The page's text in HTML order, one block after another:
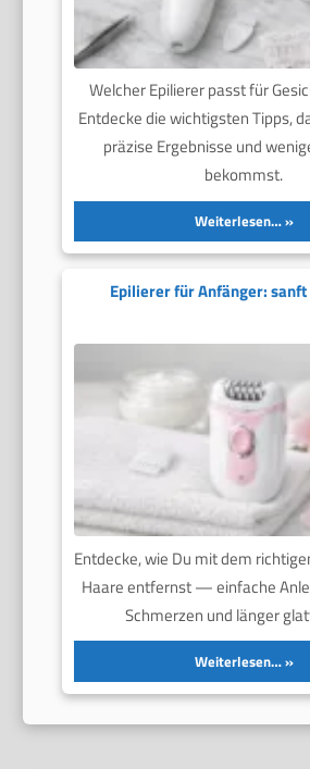
Welcher Epilierer passt für
Entdecke die wichtigsten Tipps,
präzise Ergebnisse und
bekommst.
Weiterlesen…
Epilierer für Anfänger:
Entdecke, wie Du mit dem
Haare entfernst — einfache
Schmerzen und länger
Weiterlesen…